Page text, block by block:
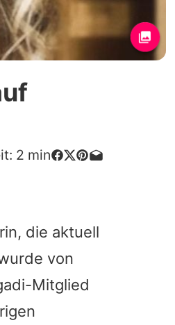
2 min
die aktuell
von
-Mitglied